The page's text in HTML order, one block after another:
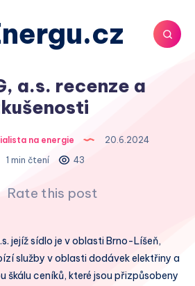
a.s. recenze a
na energie
20.6.2024
1 min čtení
43
Rate this post
jejíž sídlo je v oblasti Brno-Líšeň,
služby v oblasti dodávek elektřiny a
škálu ceníků, které jsou přizpůsobeny